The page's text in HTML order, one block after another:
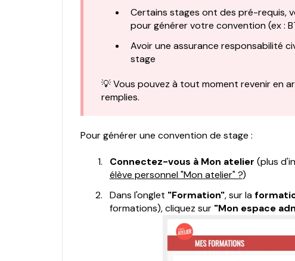
Certains stages ont des pré-requis,
pour générer votre convention (ex :
Avoir une assurance responsabilité
stage
💡 Vous pouvez à tout moment revenir en
remplies.
Pour générer une convention de stage :
Connectez-vous à Mon atelier (plus
élève personnel "Mon atelier" ?)
Dans l'onglet "Formation", sur la
formations), cliquez sur"Mon espace